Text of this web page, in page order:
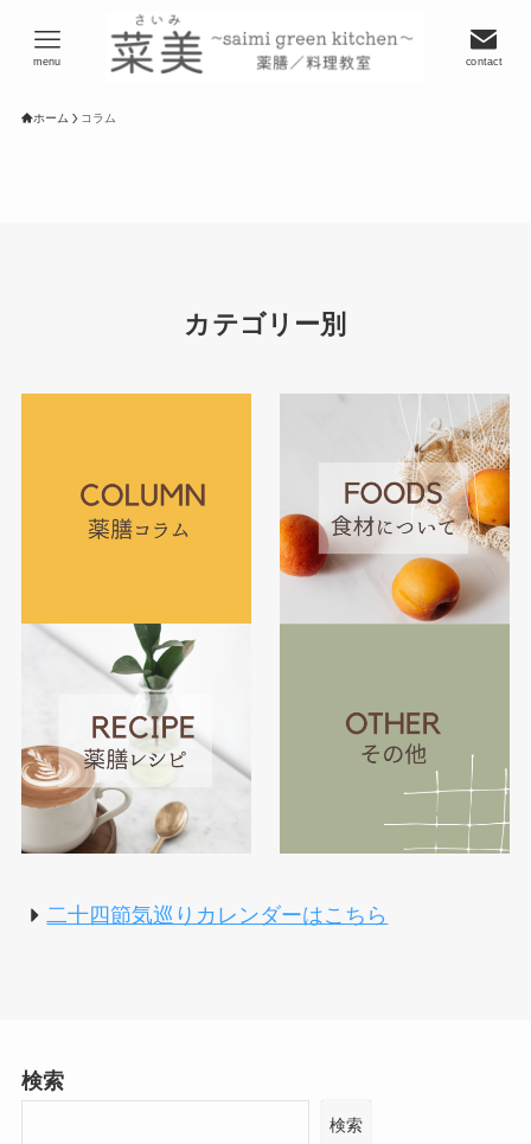
contact
menu
ホーム コラム
カテゴリー別
二十四節気巡りカレンダーはこちら
検索
検索